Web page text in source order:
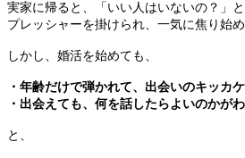
実家に帰ると、「いい人はいないの？」と
プレッシャーを掛けられ、一気に焦り始
しかし、婚活を始めても、
・年齢だけで弾かれて、出会いのキッカ
・出会えても、何を話したらよいのかが
と、